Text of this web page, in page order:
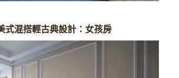
式混搭輕古典設計：女孩房